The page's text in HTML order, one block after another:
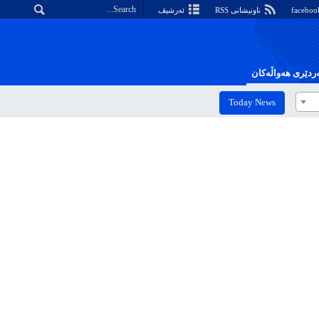
ناونیشانی RSS ئەرشیڤ
هەواڵەکان
Today News